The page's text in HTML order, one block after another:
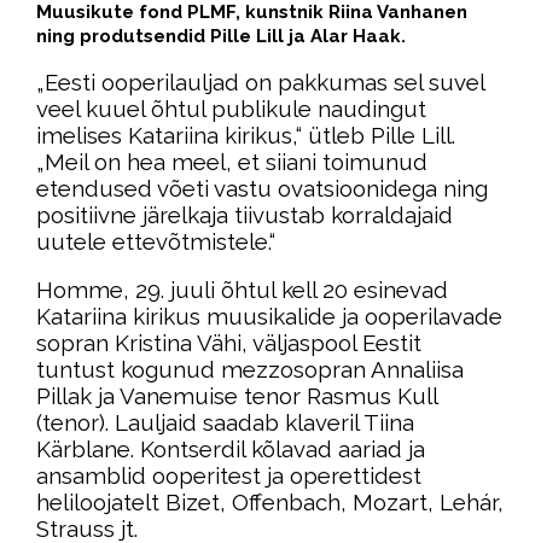
Muusikute fond PLMF, kunstnik Riina Vanhanen
ning produtsendid Pille Lill ja Alar Haak.
„Eesti ooperilauljad on pakkumas sel suvel
veel kuuel õhtul publikule naudingut
imelises Katariina kirikus,“ ütleb Pille Lill.
„Meil on hea meel, et siiani toimunud
etendused võeti vastu ovatsioonidega ning
positiivne järelkaja tiivustab korraldajaid
uutele ettevõtmistele.“
Homme, 29. juuli õhtul kell 20 esinevad
Katariina kirikus muusikalide ja ooperilavade
sopran Kristina Vähi, väljaspool Eestit
tuntust kogunud mezzosopran Annaliisa
Pillak ja Vanemuise tenor Rasmus Kull
(tenor). Lauljaid saadab klaveril Tiina
Kärblane. Kontserdil kõlavad aariad ja
ansamblid ooperitest ja operettidest
heliloojatelt Bizet, Offenbach, Mozart, Lehár,
Strauss jt.